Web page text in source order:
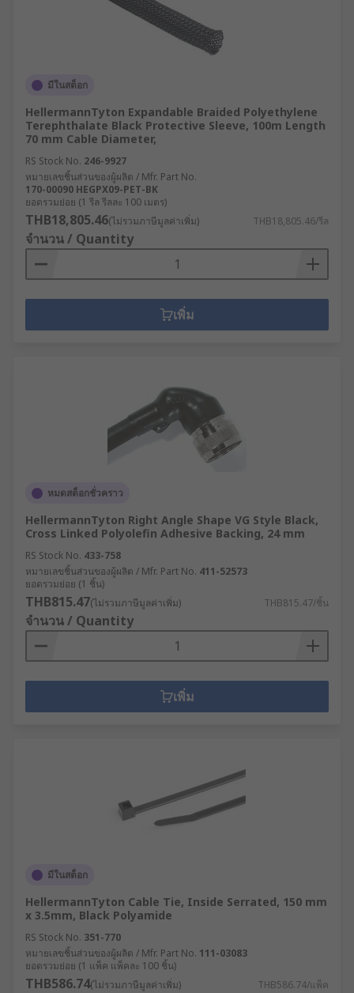
มีในสต็อก
HellermannTyton Expandable Braided Polyethylene
Terephthalate Black Protective Sleeve, 100m Length
70 mm Cable Diameter,
RS Stock No. 246-9927
หมายเลขชิ้นส่วนของผู้ผลิต / Mfr. Part No.
170-00090 HEGPX09-PET-BK
ยอดรวมย่อย (1 รีล รีลละ 100 เมตร)
THB18,805.46(ไม่รวมภาษีมูลค่าเพิ่ม) THB18,805.46/รีล
จำนวน / Quantity
เพิ่ม
หมดสต็อกชั่วคราว
HellermannTyton Right Angle Shape VG Style Black,
Cross Linked Polyolefin Adhesive Backing, 24 mm
RS Stock No. 433-758
หมายเลขชิ้นส่วนของผู้ผลิต / Mfr. Part No. 411-52573
ยอดรวมย่อย (1 ชิ้น)
THB815.47(ไม่รวมภาษีมูลค่าเพิ่ม) THB815.47/ชิ้น
จำนวน / Quantity
เพิ่ม
มีในสต็อก
HellermannTyton Cable Tie, Inside Serrated, 150 mm
x 3.5mm, Black Polyamide
RS Stock No. 351-770
หมายเลขชิ้นส่วนของผู้ผลิต / Mfr. Part No. 111-03083
ยอดรวมย่อย (1 แพ็ค แพ็คละ 100 ชิ้น)
THB586.74(ไม่รวมภาษีมูลค่าเพิ่ม) THB586.74/แพ็ค